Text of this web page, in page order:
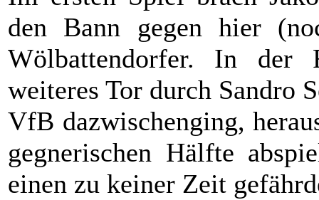
den Bann gegen hier
Wölbattendorfer. In der
weiteres Tor durch Sandro
VfB dazwischenging,
gegnerischen Hälfte
einen zu keiner Zeit